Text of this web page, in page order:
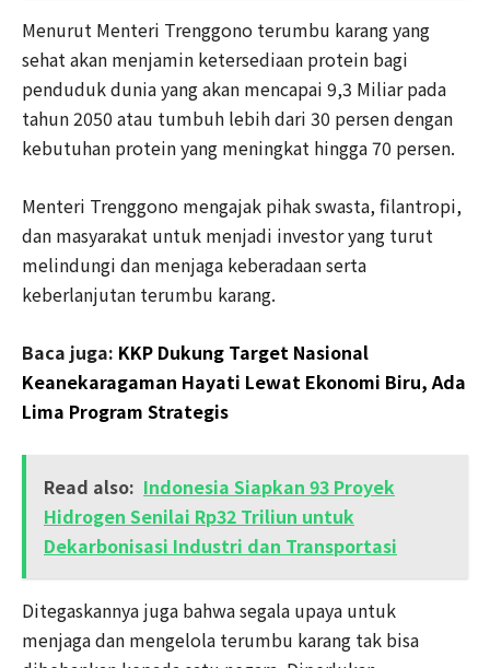
Menurut Menteri Trenggono terumbu karang yang
sehat akan menjamin ketersediaan protein bagi
penduduk dunia yang akan mencapai 9,3 Miliar pada
tahun 2050 atau tumbuh lebih dari 30 persen dengan
kebutuhan protein yang meningkat hingga 70 persen.
Menteri Trenggono mengajak pihak swasta, filantropi,
dan masyarakat untuk menjadi investor yang turut
melindungi dan menjaga keberadaan serta
keberlanjutan terumbu karang.
Baca juga: KKP Dukung Target Nasional
Keanekaragaman Hayati Lewat Ekonomi Biru, Ada
Lima Program Strategis
Read also: Indonesia Siapkan 93 Proyek
Hidrogen Senilai Rp32 Triliun untuk
Dekarbonisasi Industri dan Transportasi
Ditegaskannya juga bahwa segala upaya untuk
menjaga dan mengelola terumbu karang tak bisa